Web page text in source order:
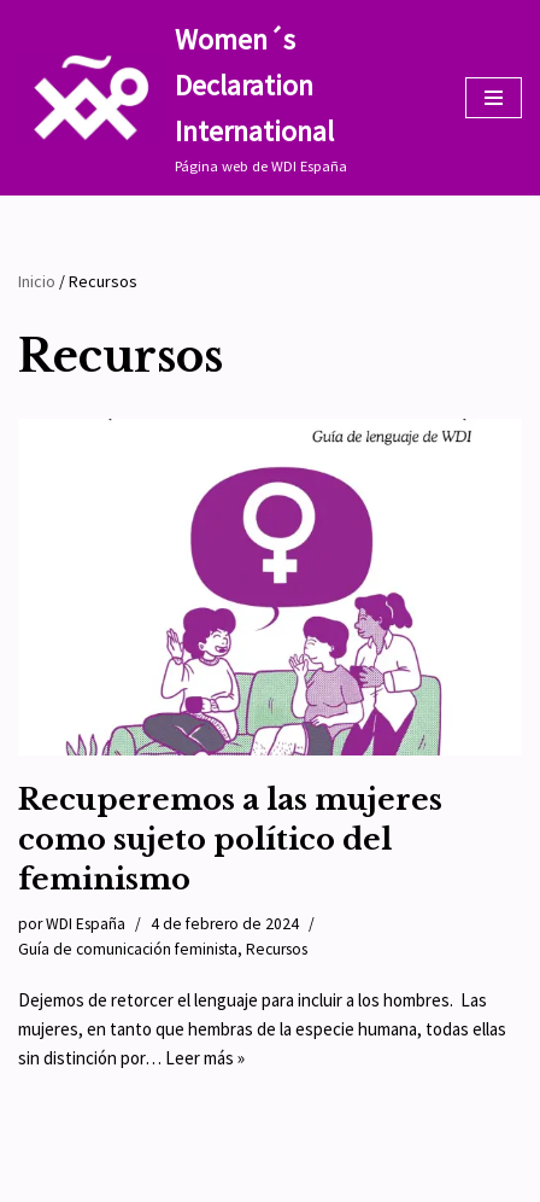
contenido
Women´s
Declaration
International
Página web de WDI España
Inicio /Recursos
Recursos
Recuperemos a las mujeres
como sujeto político del
feminismo
porWDI España
4 de febrero de 2024
Guía de comunicación feminista, Recursos
Dejemos de retorcer el lenguaje para incluir a los hombres. Las
mujeres, en tanto que hembras de la especie humana, todas ellas
sin distinción por… Leer más »